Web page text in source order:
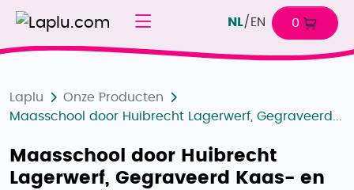
NL/ EN 0
Laplu
Onze Producten
Maasschool door Huibrecht Lagerwerf, Gegraveerd...
Maasschool door Huibrecht
Lagerwerf, Gegraveerd Kaas- en